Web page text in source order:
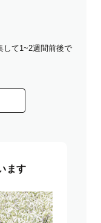
して1~2週間前後で
ます